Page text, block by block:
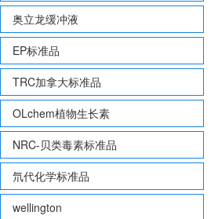
奥立龙缓冲液
EP标准品
TRC加拿大标准品
OLchem植物生长素
NRC-贝类毒素标准品
氘代化学标准品
wellington